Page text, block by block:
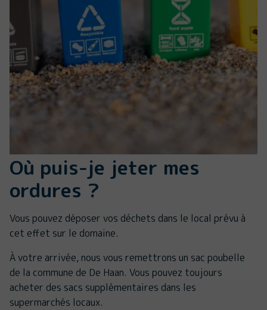
Où puis-je jeter mes
ordures ?
Vous pouvez déposer vos déchets dans le local prévu à
cet effet sur le domaine.
À votre arrivée, nous vous remettrons un sac poubelle
de la commune de De Haan. Vous pouvez toujours
acheter des sacs supplémentaires dans les
supermarchés locaux.